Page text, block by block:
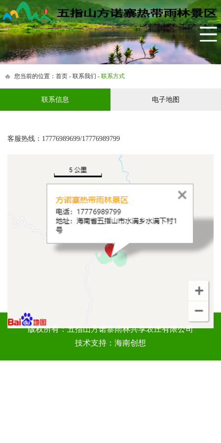
网站首页
景区简介
生态农庄
茶园小镇
四季活动
联系我们
您当前的位置： 首页 - 联系我们 - 联系方式
联系信息 电子地图
客服热线：17776989699/17776989799
版权所有：五指山方诺寨雨林共享农庄有限公司
技术支持：海南创想